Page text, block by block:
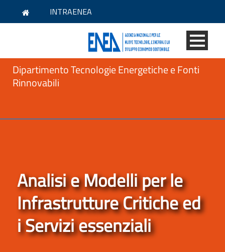
INTRAENEA
Dipartimento Tecnologie Energetiche e Fonti
Rinnovabili
Analisi e Modelli per le
Infrastrutture Critiche ed
i Servizi essenziali